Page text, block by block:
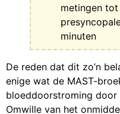
metingen
minuten
De reden dat dit zo’n
enige wat de MAST-
bloeddoorstroming door
Omwille van het